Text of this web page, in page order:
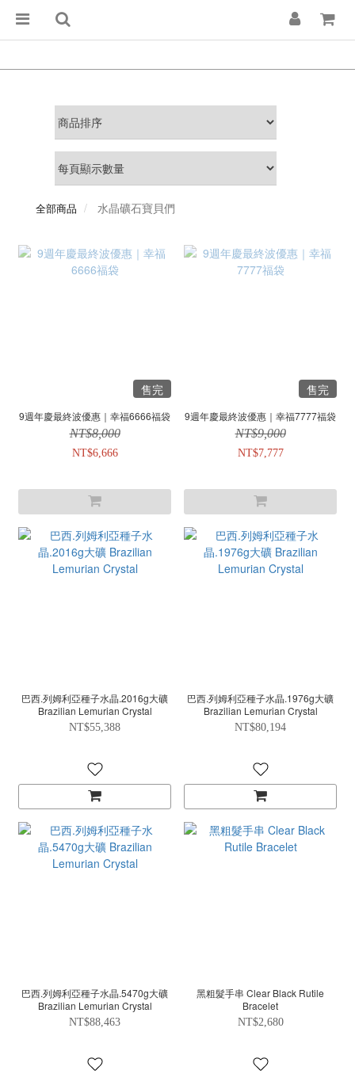
全部商品 水晶礦石寶貝們
售完
9週年慶最終波優惠｜幸福6666福袋
NT$8,000
NT$6,666
售完
9週年慶最終波優惠｜幸福7777福袋
NT$9,000
NT$7,777
巴西.列姆利亞種子水晶.2016g大礦
Brazilian Lemurian Crystal
NT$55,388
巴西.列姆利亞種子水晶.1976g大礦
Brazilian Lemurian Crystal
NT$80,194
巴西.列姆利亞種子水晶.5470g大礦
Brazilian Lemurian Crystal
NT$88,463
黑粗髮手串 Clear Black Rutile
Bracelet
NT$2,680